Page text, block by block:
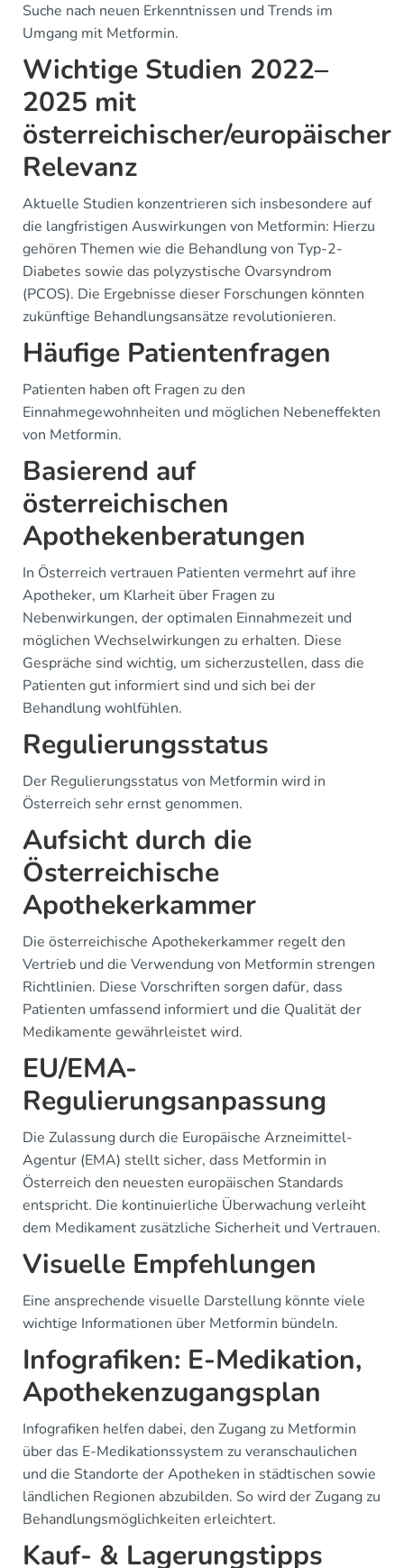
Suche nach neuen Erkenntnissen und Trends im
Umgang mit Metformin.
Wichtige Studien 2022–
2025 mit
österreichischer/europäischer
Relevanz
Aktuelle Studien konzentrieren sich insbesondere auf
die langfristigen Auswirkungen von Metformin: Hierzu
gehören Themen wie die Behandlung von Typ-2-
Diabetes sowie das polyzystische Ovarsyndrom
(PCOS). Die Ergebnisse dieser Forschungen könnten
zukünftige Behandlungsansätze revolutionieren.
Häufige Patientenfragen
Patienten haben oft Fragen zu den
Einnahmegewohnheiten und möglichen Nebeneffekten
von Metformin.
Basierend auf
österreichischen
Apothekenberatungen
In Österreich vertrauen Patienten vermehrt auf ihre
Apotheker, um Klarheit über Fragen zu
Nebenwirkungen, der optimalen Einnahmezeit und
möglichen Wechselwirkungen zu erhalten. Diese
Gespräche sind wichtig, um sicherzustellen, dass die
Patienten gut informiert sind und sich bei der
Behandlung wohlfühlen.
Regulierungsstatus
Der Regulierungsstatus von Metformin wird in
Österreich sehr ernst genommen.
Aufsicht durch die
Österreichische
Apothekerkammer
Die österreichische Apothekerkammer regelt den
Vertrieb und die Verwendung von Metformin strengen
Richtlinien. Diese Vorschriften sorgen dafür, dass
Patienten umfassend informiert und die Qualität der
Medikamente gewährleistet wird.
EU/EMA-
Regulierungsanpassung
Die Zulassung durch die Europäische Arzneimittel-
Agentur (EMA) stellt sicher, dass Metformin in
Österreich den neuesten europäischen Standards
entspricht. Die kontinuierliche Überwachung verleiht
dem Medikament zusätzliche Sicherheit und Vertrauen.
Visuelle Empfehlungen
Eine ansprechende visuelle Darstellung könnte viele
wichtige Informationen über Metformin bündeln.
Infografiken: E-Medikation,
Apothekenzugangsplan
Infografiken helfen dabei, den Zugang zu Metformin
über das E-Medikationssystem zu veranschaulichen
und die Standorte der Apotheken in städtischen sowie
ländlichen Regionen abzubilden. So wird der Zugang zu
Behandlungsmöglichkeiten erleichtert.
Kauf- & Lagerungstipps